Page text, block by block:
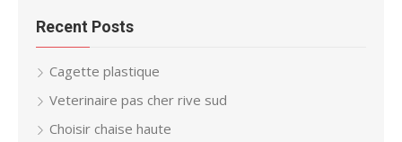
Recent Posts
Cagette plastique
Veterinaire pas cher rive sud
Choisir chaise haute